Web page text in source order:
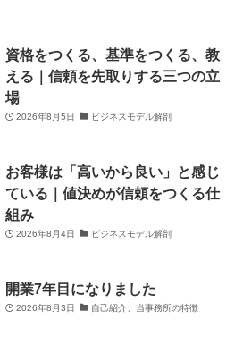
資格をつくる、基準をつくる、教
える｜信頼を先取りする三つの立
場
2026年8月5日 ビジネスモデル解剖
お客様は「高いから良い」と感じ
ている｜値決めが信頼をつくる仕
組み
2026年8月4日 ビジネスモデル解剖
開業7年目になりました
2026年8月3日 自己紹介、当事務所の特徴